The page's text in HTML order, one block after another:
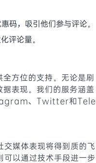
码，吸引他们参与评论。
评论量。
方位的支持。无论是刷
表现。我们的服务涵盖
、Twitter和Tele
媒体表现将得到质的飞
可以通过技术手段进一步